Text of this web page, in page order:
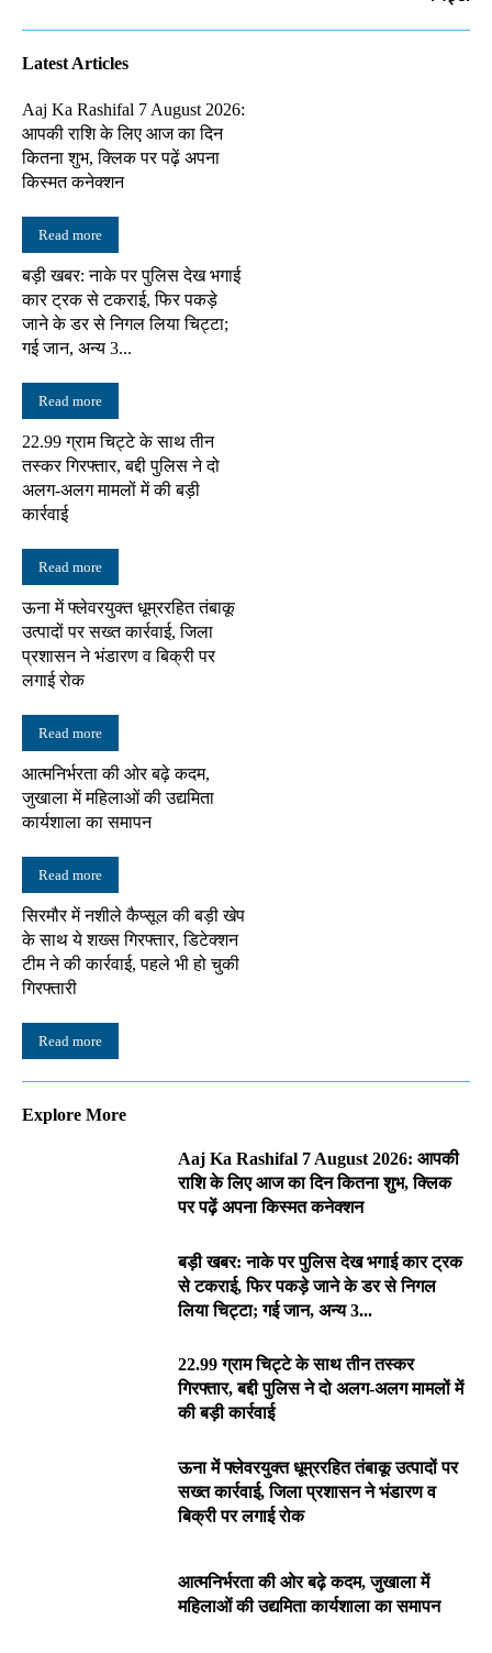
Latest Articles
Aaj Ka Rashifal 7 August 2026:
आपकी राशि के लिए आज का दिन
कितना शुभ, क्लिक पर पढ़ें अपना
किस्मत कनेक्शन
Read more
बड़ी खबर: नाके पर पुलिस देख भगाई
कार ट्रक से टकराई, फिर पकड़े
जाने के डर से निगल लिया चिट्टा;
गई जान, अन्य 3...
Read more
22.99 ग्राम चिट्टे के साथ तीन
तस्कर गिरफ्तार, बद्दी पुलिस ने दो
अलग-अलग मामलों में की बड़ी
कार्रवाई
Read more
ऊना में फ्लेवरयुक्त धूम्ररहित तंबाकू
उत्पादों पर सख्त कार्रवाई, जिला
प्रशासन ने भंडारण व बिक्री पर
लगाई रोक
Read more
आत्मनिर्भरता की ओर बढ़े कदम,
जुखाला में महिलाओं की उद्यमिता
कार्यशाला का समापन
Read more
सिरमौर में नशीले कैप्सूल की बड़ी खेप
के साथ ये शख्स गिरफ्तार, डिटेक्शन
टीम ने की कार्रवाई, पहले भी हो चुकी
गिरफ्तारी
Read more
Explore More
Aaj Ka Rashifal 7 August 2026: आपकी
राशि के लिए आज का दिन कितना शुभ, क्लिक
पर पढ़ें अपना किस्मत कनेक्शन
बड़ी खबर: नाके पर पुलिस देख भगाई कार ट्रक
से टकराई, फिर पकड़े जाने के डर से निगल
लिया चिट्टा; गई जान, अन्य 3...
22.99 ग्राम चिट्टे के साथ तीन तस्कर
गिरफ्तार, बद्दी पुलिस ने दो अलग-अलग मामलों में
की बड़ी कार्रवाई
ऊना में फ्लेवरयुक्त धूम्ररहित तंबाकू उत्पादों पर
सख्त कार्रवाई, जिला प्रशासन ने भंडारण व
बिक्री पर लगाई रोक
आत्मनिर्भरता की ओर बढ़े कदम, जुखाला में
महिलाओं की उद्यमिता कार्यशाला का समापन